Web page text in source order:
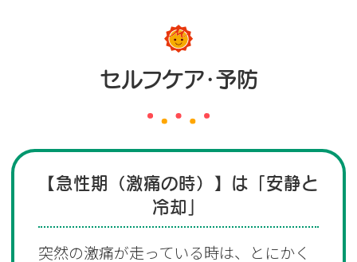
セルフケア・予防
【急性期（激痛の時）】は「安静と
冷却」
突然の激痛が走っている時は、とにかく